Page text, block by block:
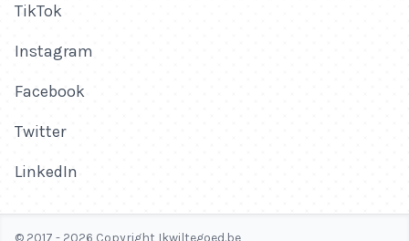
TikTok
Instagram
Facebook
Twitter
LinkedIn
© 2017 - 2026 Copyright Ikwiltegoed.be